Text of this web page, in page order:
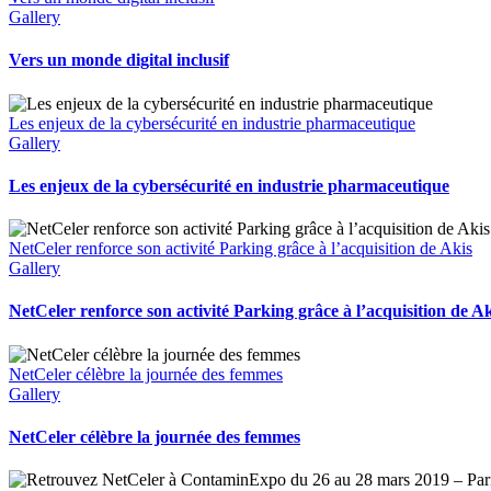
Gallery
Vers un monde digital inclusif
Les enjeux de la cybersécurité en industrie pharmaceutique
Gallery
Les enjeux de la cybersécurité en industrie pharmaceutique
NetCeler renforce son activité Parking grâce à l’acquisition de Akis
Gallery
NetCeler renforce son activité Parking grâce à l’acquisition de
NetCeler célèbre la journée des femmes
Gallery
NetCeler célèbre la journée des femmes